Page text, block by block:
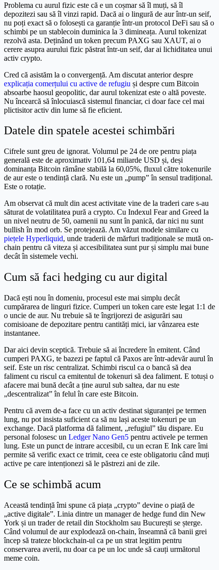
Problema cu aurul fizic este că e un coșmar să îl muți, să îl
depozitezi sau să îl vinzi rapid. Dacă ai o lingură de aur într-un seif,
nu poți exact să o folosești ca garanție într-un protocol DeFi sau să o
schimbi pe un stablecoin duminica la 3 dimineața. Aurul tokenizat
rezolvă asta. Deținând un token precum PAXG sau XAUT, ai o
cerere asupra aurului fizic păstrat într-un seif, dar ai lichiditatea unui
activ crypto.
Cred că asistăm la o convergență. Am discutat anterior despre
explicația comerțului cu active de refugiu și despre cum Bitcoin
absoarbe haosul geopolitic, dar aurul tokenizat este o altă poveste.
Nu încearcă să înlocuiască sistemul financiar, ci doar face cel mai
plictisitor activ din lume să fie eficient.
Datele din spatele acestei schimbări
Cifrele sunt greu de ignorat. Volumul pe 24 de ore pentru piața
generală este de aproximativ 101,64 miliarde USD și, deși
dominanța Bitcoin rămâne stabilă la 60,05%, fluxul către tokenurile
de aur este o tendință clară. Nu este un „pump” în sensul tradițional.
Este o rotație.
Am observat că mult din acest activitate vine de la traderi care s-au
săturat de volatilitatea pură a crypto. Cu Indexul Fear and Greed la
un nivel neutru de 50, oamenii nu sunt în panică, dar nici nu sunt
bullish în mod orb. Se protejează. Am văzut modele similare cu
piețele Hyperliquid, unde traderii de mărfuri tradiționale se mută on-
chain pentru că viteza și accesibilitatea sunt pur și simplu mai bune
decât în sistemele vechi.
Cum să faci hedging cu aur digital
Dacă ești nou în domeniu, procesul este mai simplu decât
cumpărarea de linguri fizice. Cumperi un token care este legat 1:1 de
o uncie de aur. Nu trebuie să te îngrijorezi de asigurări sau
comisioane de depozitare pentru cantități mici, iar vânzarea este
instantanee.
Dar aici devin sceptică. Trebuie să ai încredere în emitent. Când
cumperi PAXG, te bazezi pe faptul că Paxos are într-adevăr aurul în
seif. Este un risc centralizat. Schimbi riscul ca o bancă să dea
faliment cu riscul ca emitentul de tokenuri să dea faliment. E totuși o
afacere mai bună decât a ține aurul sub saltea, dar nu este
„descentralizat” în felul în care este Bitcoin.
Pentru că avem de-a face cu un activ destinat siguranței pe termen
lung, nu pot insista suficient ca să nu lași aceste tokenuri pe un
exchange. Dacă platforma dă faliment, „refugiul” tău dispare. Eu
personal folosesc un Ledger Nano Gen5 pentru activele pe termen
lung. Este un punct de intrare accesibil, cu un ecran E Ink care îmi
permite să verific exact ce trimit, ceea ce este obligatoriu când muți
active pe care intenționezi să le păstrezi ani de zile.
Ce se schimbă acum
Această tendință îmi spune că piața „crypto” devine o piață de
„active digitale”. Linia dintre un manager de hedge fund din New
York și un trader de retail din Stockholm sau București se șterge.
Când volumul de aur explodează on-chain, înseamnă că banii grei
încep să trateze blockchain-ul ca pe un strat legitim pentru
conservarea averii, nu doar ca pe un loc unde să cauți următorul
meme coin.